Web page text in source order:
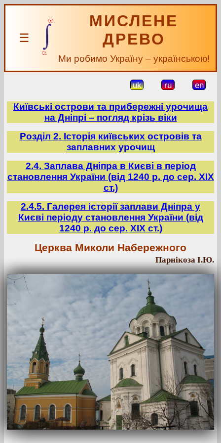
☰
МИСЛЕНЕ
ДРЕВО
Ми робимо Україну – українською!
uk ru en
Київські острови та прибережні урочища
на Дніпрі – погляд крізь віки
Розділ 2. Історія київських островів та
заплавних урочищ
2.4. Заплава Дніпра в Києві в період
становлення України (від 1240 р. до сер. ХІХ
ст.)
2.4.5. Галерея історії заплави Дніпра у
Києві періоду становлення України (від
1240 р. до сер. ХІХ ст.)
Церква Миколи Набережного
Парнікоза І.Ю.